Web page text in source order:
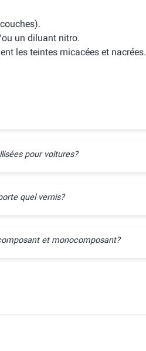
un diluant nitro.
les teintes micacées et nacrées.
pour voitures?
quel vernis?
et monocomposant?